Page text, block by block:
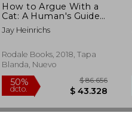
How to Argue With a
Cat: A Human's Guide
to the art of
Persuasion (en Inglés)
Jay Heinrichs
Rodale Books, 2018, Tapa
Blanda, Nuevo